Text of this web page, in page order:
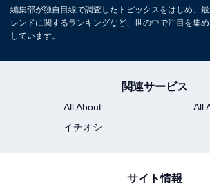
編集部が独自目線で調査したトピックスをはじめ、
レンドに関するランキングなど、世の中で注目を集
しています。
関連サービス
All About
All
イチオシ
サイト情報